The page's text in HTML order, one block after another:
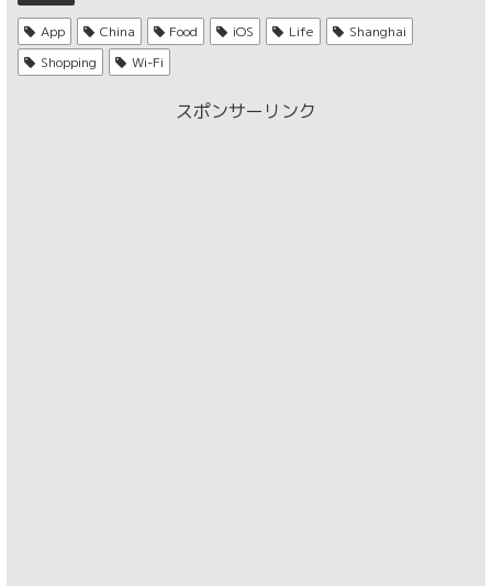
App China Food iOS Life
Shanghai
Shopping
Wi-Fi
スポンサーリンク